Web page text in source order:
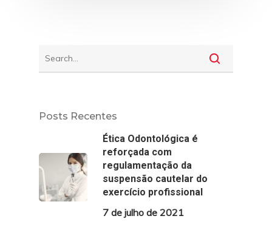
Posts Recentes
Ética Odontológica é
reforçada com
regulamentação da
suspensão cautelar do
exercício profissional
7 de julho de 2021